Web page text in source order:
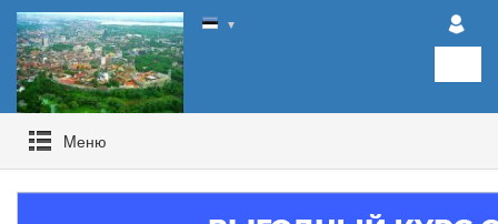
▼
Mеню